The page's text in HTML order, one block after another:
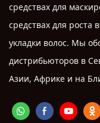
средствах для
средствах для роста
укладки волос. Мы
дистрибьюторов в
Азии, Африке и на